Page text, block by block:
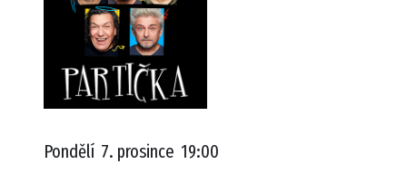
Pondělí 7. prosince 19:00